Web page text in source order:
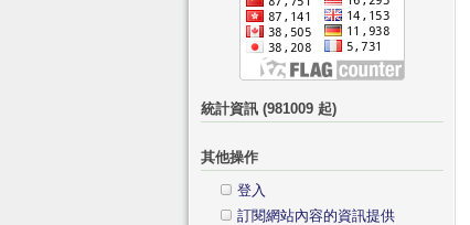
統計資訊 (981009 起)
其他操作
登入
訂閱網站內容的資訊提供